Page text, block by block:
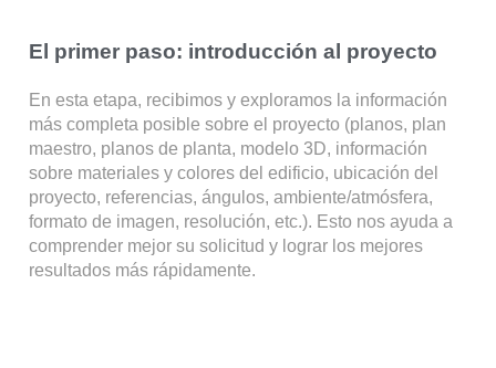
El primer paso: introducción al proyecto
En esta etapa, recibimos y exploramos la información
más completa posible sobre el proyecto (planos, plan
maestro, planos de planta, modelo 3D, información
sobre materiales y colores del edificio, ubicación del
proyecto, referencias, ángulos, ambiente/atmósfera,
formato de imagen, resolución, etc.). Esto nos ayuda a
comprender mejor su solicitud y lograr los mejores
resultados más rápidamente.